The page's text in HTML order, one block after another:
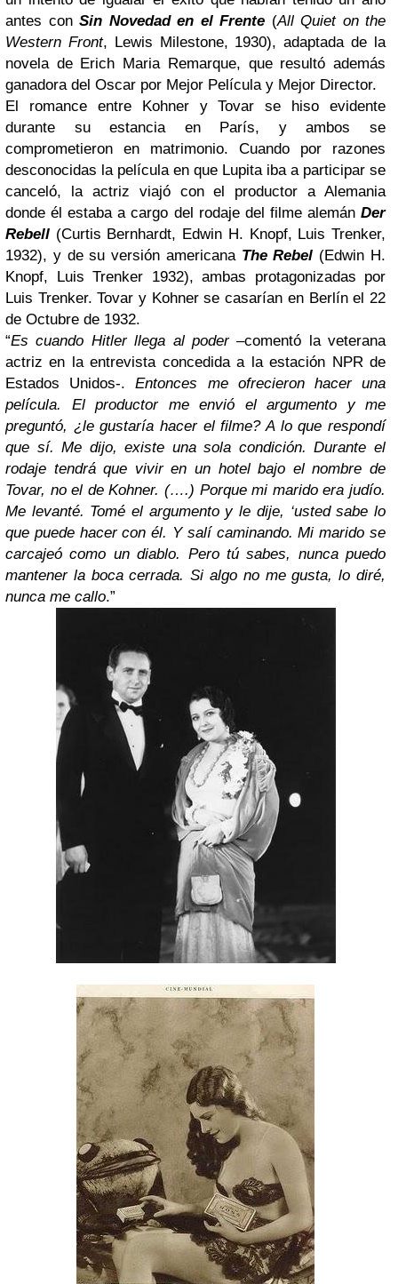
antes con Sin Novedad en el Frente (All Quiet on the
Western Front, Lewis Milestone, 1930), adaptada de la
novela de Erich Maria Remarque, que resultó además
ganadora del Oscar por Mejor Película y Mejor Director.
El romance entre Kohner y Tovar se hiso evidente
durante su estancia en París, y ambos se
comprometieron en matrimonio. Cuando por razones
desconocidas la película en que Lupita iba a participar se
canceló, la actriz viajó con el productor a Alemania
donde él estaba a cargo del rodaje del filme alemán Der
Rebell (Curtis Bernhardt, Edwin H. Knopf, Luis Trenker,
1932), y de su versión americana The Rebel (Edwin H.
Knopf, Luis Trenker 1932), ambas protagonizadas por
Luis Trenker. Tovar y Kohner se casarían en Berlín el 22
de Octubre de 1932.
“Es cuando Hitler llega al poder–comentó la veterana
actriz en la entrevista concedida a la estación NPR de
Estados Unidos-.Entonces me ofrecieron hacer una
película. El productor me envió el argumento y me
preguntó, ¿le gustaría hacer el filme? A lo que respondí
que sí. Me dijo, existe una sola condición. Durante el
rodaje tendrá que vivir en un hotel bajo el nombre de
Tovar, no el de Kohner. (….) Porque mi marido era judío.
Me levanté. Tomé el argumento y le dije, ‘usted sabe lo
que puede hacer con él. Y salí caminando. Mi marido se
carcajeó como un diablo. Pero tú sabes, nunca puedo
mantener la boca cerrada. Si algo no me gusta, lo diré,
nunca me callo.”